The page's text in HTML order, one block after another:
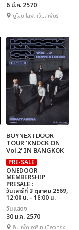
6 มี.ค. 2570
ยูโอบี ไลฟ์, เอ็มสเฟียร์
BOYNEXTDOOR
TOUR 'KNOCK ON
Vol.2' IN BANGKOK
PRE-SALE
ONEDOOR
MEMBERSHIP
PRESALE :
วันเสาร์ที่ 3 ตุลาคม 2569,
12:00 น. - 18:00 น.
วันแสดง
30 ม.ค. 2570
อิมแพ็ค อารีน่า เมืองทอง